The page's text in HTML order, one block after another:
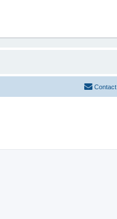
Contact